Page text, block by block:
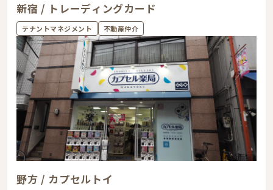
新宿 / トレーディングカード
テナントマネジメント 不動産仲介
野方 / カプセルトイ